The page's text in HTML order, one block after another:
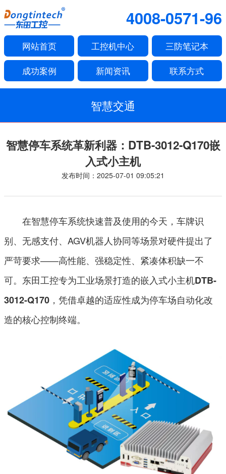
4008-0571-96
网站首页 工控机中心 三防笔记本
成功案例 新闻资讯 联系方式
智慧交通
智慧停车系统革新利器：DTB-3012-Q170嵌
入式小主机
发布时间：2025-07-01 09:05:21
在智慧停车系统快速普及使用的今天，车牌识
别、无感支付、AGV机器人协同等场景对硬件提出了
严苛要求——高性能、强稳定性、紧凑体积缺一不
可。东田工控专为工业场景打造的嵌入式小主机DTB-
3012-Q170 ，凭借卓越的适应性成为停车场自动化改
造的核心控制终端。